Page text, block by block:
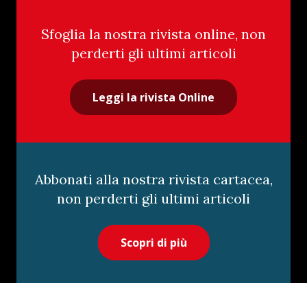
Sfoglia la nostra rivista online, non
perderti gli ultimi articoli
Leggi la rivista Online
Abbonati alla nostra rivista cartacea,
non perderti gli ultimi articoli
Scopri di più